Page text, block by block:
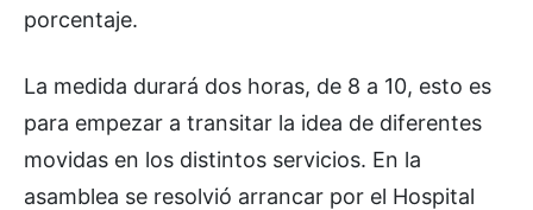
porcentaje.
La medida durará dos horas, de 8 a 10, esto es
para empezar a transitar la idea de diferentes
movidas en los distintos servicios. En la
asamblea se resolvió arrancar por el Hospital